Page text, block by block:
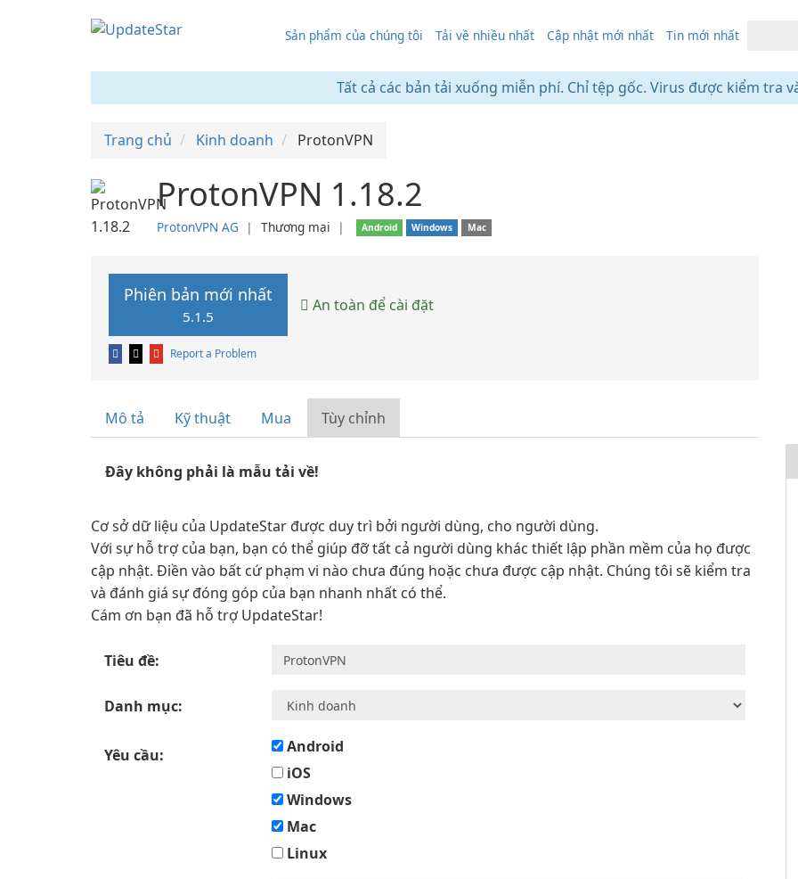
Sản phẩm của chúng tôi Tải về nhiều nhất Cập nhật mới nhất Tin mới nhất
Tất cả các bản tải xuống miễn phí. Chỉ tệp gốc. Virus được kiểm tra
Trang chủ Kinh doanh ProtonVPN
ProtonVPN 1.18.2
ProtonVPN AG ❘ Thương mại ❘ Android Windows Mac
Phiên bản mới nhất
5.1.5
An toàn để cài đặt
Report a Problem
Mô tả Kỹ thuật Mua Tùy chỉnh
Đây không phải là mẫu tải về!
Cơ sở dữ liệu của UpdateStar được duy trì bởi người dùng, cho người dùng.
Với sự hỗ trợ của bạn, bạn có thể giúp đỡ tất cả người dùng khác thiết lập phần mềm của họ được
cập nhật. Điền vào bất cứ phạm vi nào chưa đúng hoặc chưa được cập nhật. Chúng tôi sẽ kiểm tra
và đánh giá sự đóng góp của bạn nhanh nhất có thể.
Cám ơn bạn đã hỗ trợ UpdateStar!
Tiêu đề:
Danh mục:
Yêu cầu:
Android
iOS
Windows
Mac
Linux